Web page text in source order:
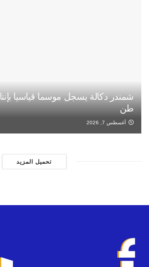
طن
أغسطس 7, 2026
تحميل المزيد